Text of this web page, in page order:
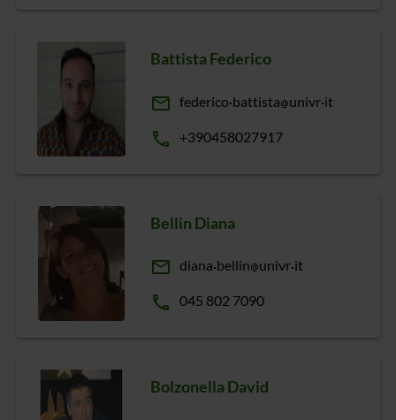
Battista Federico
email federico battista univr it
phone +390458027917
Bellin Diana
email diana bellin univr it
phone 045 802 7090
Bolzonella David